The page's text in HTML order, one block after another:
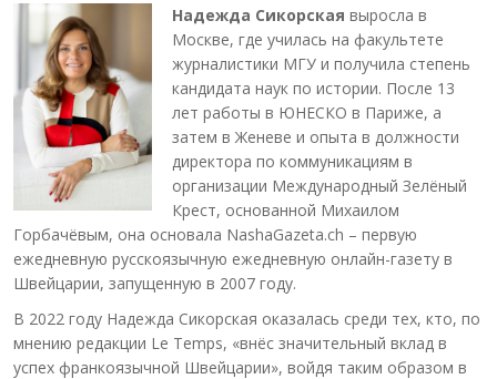
Надежда Сикорская выросла в
Москве, где училась на факультете
журналистики МГУ и получила степень
кандидата наук по истории. После 13
лет работы в ЮНЕСКО в Париже, а
затем в Женеве и опыта в должности
директора по коммуникациям в
организации Международный Зелёный
Крест, основанной Михаилом
Горбачёвым, она основала NashaGazeta.ch – первую
ежедневную русскоязычную ежедневную онлайн-газету в
Швейцарии, запущенную в 2007 году.
В 2022 году Надежда Сикорская оказалась среди тех, кто, по
мнению редакции Le Temps, «внёс значительный вклад в
успех франкоязычной Швейцарии», войдя таким образом в